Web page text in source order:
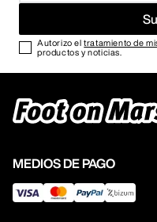
Autorizo eltratamiento de
productos y noticias.
MEDIOS DE PAGO